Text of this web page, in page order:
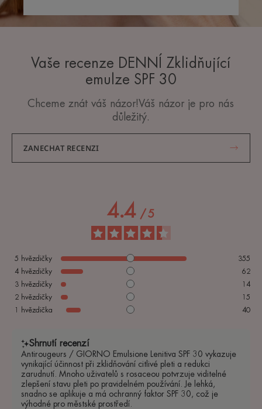
Vaše recenze DENNÍ Zklidňující
emulze SPF 30
Chceme znát váš názor!Váš názor je pro nás
důležitý.
ZANECHAT RECENZI
4.4 / 5
5 hvězdičky
355
4 hvězdičky
62
3 hvězdičky
14
2 hvězdičky
15
hvězdička 40
Shrnutí recenzí
Antirougeurs / GIORNO Emulsione Lenitiva SPF 30 vykazuje
vynikající účinnost při zklidňování citlivé pleti a redukci
zarudnutí. Mnoho uživatelů s rosaceou potvrzuje viditelné
zlepšení stavu pleti po pravidelném používání. Je lehká,
snadno se aplikuje a má ochranný faktor SPF 30, což je
výhodné pro městské prostředí.